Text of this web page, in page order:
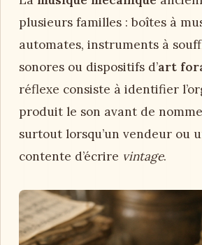
plusieurs familles : boîtes à
automates, instruments à
sonores ou dispositifs d’art
réflexe consiste à identifier
produit le son avant de
surtout lorsqu’un vendeur ou
contente d’écrire vintage.